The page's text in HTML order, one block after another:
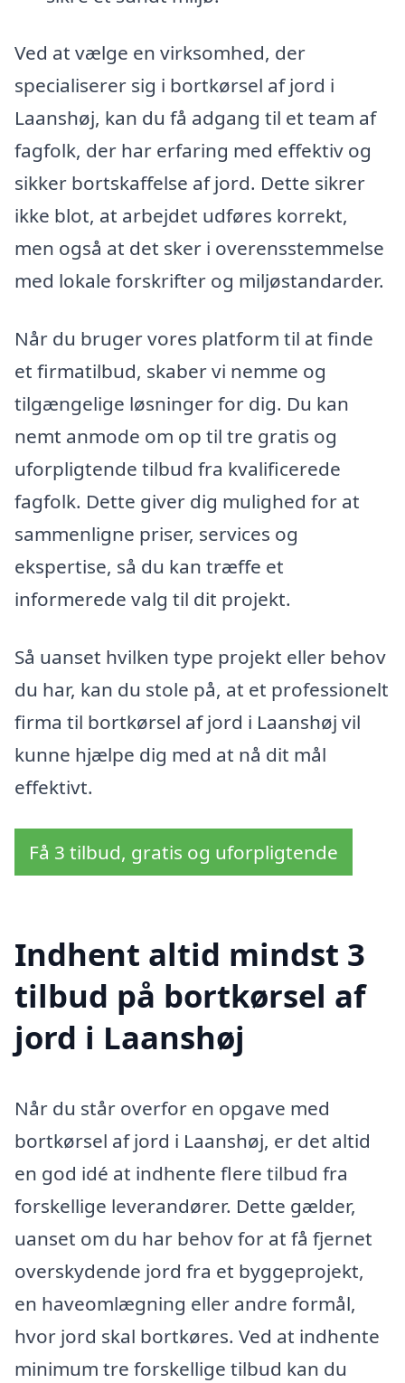
Ved at vælge en virksomhed, der
specialiserer sig i bortkørsel af jord i
Laanshøj, kan du få adgang til et team af
fagfolk, der har erfaring med effektiv og
sikker bortskaffelse af jord. Dette sikrer
ikke blot, at arbejdet udføres korrekt,
men også at det sker i overensstemmelse
med lokale forskrifter og miljøstandarder.
Når du bruger vores platform til at finde
et firmatilbud, skaber vi nemme og
tilgængelige løsninger for dig. Du kan
nemt anmode om op til tre gratis og
uforpligtende tilbud fra kvalificerede
fagfolk. Dette giver dig mulighed for at
sammenligne priser, services og
ekspertise, så du kan træffe et
informerede valg til dit projekt.
Så uanset hvilken type projekt eller behov
du har, kan du stole på, at et professionelt
firma til bortkørsel af jord i Laanshøj vil
kunne hjælpe dig med at nå dit mål
effektivt.
Få 3 tilbud, gratis og uforpligtende
Indhent altid mindst 3
tilbud på bortkørsel af
jord i Laanshøj
Når du står overfor en opgave med
bortkørsel af jord i Laanshøj, er det altid
en god idé at indhente flere tilbud fra
forskellige leverandører. Dette gælder,
uanset om du har behov for at få fjernet
overskydende jord fra et byggeprojekt,
en haveomlægning eller andre formål,
hvor jord skal bortkøres. Ved at indhente
minimum tre forskellige tilbud kan du